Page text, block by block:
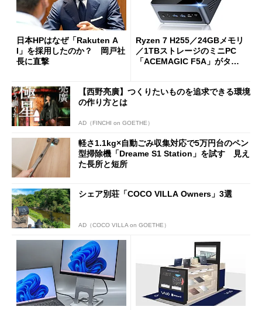
日本HPはなぜ「Rakuten A
I」を採用したのか？ 岡戸社
長に直撃
Ryzen 7 H255／24GBメモリ
／1TBストレージのミニPC
「ACEMAGIC F5A」がタイ
【西野亮廣】つくりたいものを追求できる環境
の作り方とは
AD（FINCHI on GOETHE）
軽さ1.1kg×自動ごみ収集対応で5万円台のペン
型掃除機「Dreame S1 Station」を試す 見え
た長所と短所
シェア別荘「COCO VILLA Owners」3選
AD（COCO VILLA on GOETHE）